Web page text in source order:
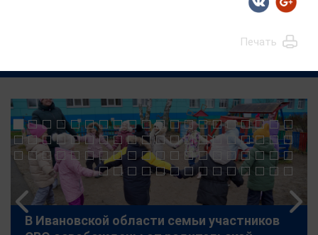
В Ивановской области семьи участников
Печать